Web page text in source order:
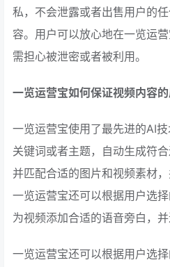
私，不会泄露或者出售用户的
容。用户可以放心地在一览运
需担心被泄密或者被利用。
一览运营宝如何保证视频内容的
一览运营宝使用了最先进的AI
关键词或者主题，自动生成符
并匹配合适的图片和视频素材，
一览运营宝还可以根据用户选
为视频添加合适的语音旁白，并
一览运营宝还可以根据用户选